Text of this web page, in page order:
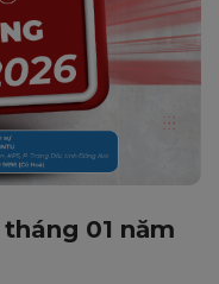
01 năm